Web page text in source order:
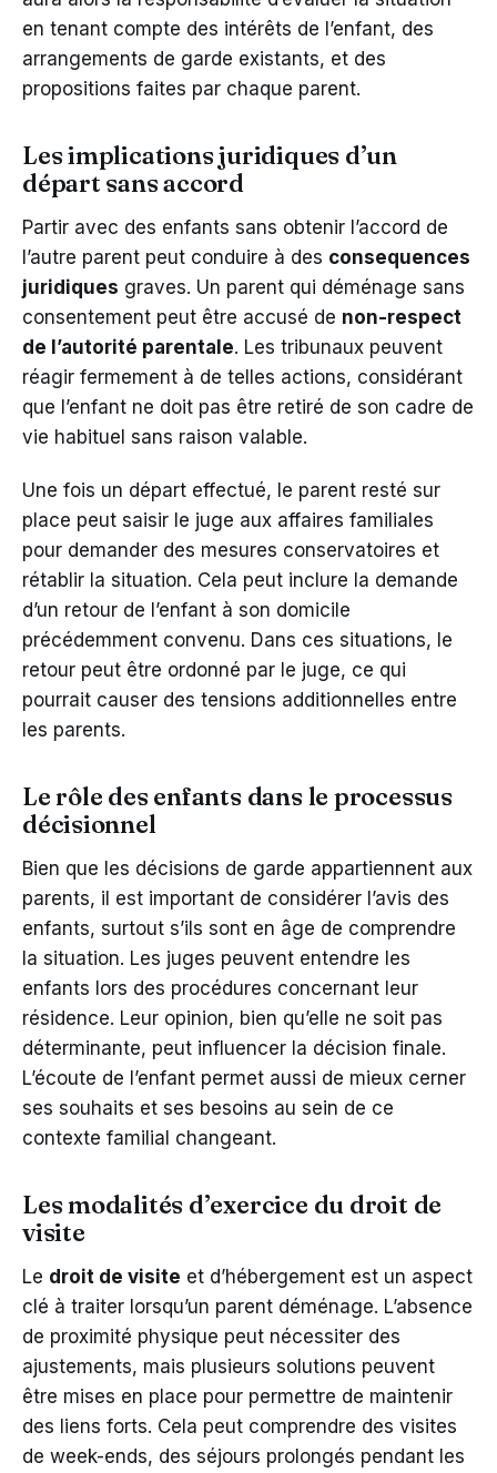
en tenant compte des intérêts de l’enfant, des
arrangements de garde existants, et des
propositions faites par chaque parent.
Les implications juridiques d’un
départ sans accord
Partir avec des enfants sans obtenir l’accord de
l’autre parent peut conduire à des consequences
juridiques graves. Un parent qui déménage sans
consentement peut être accusé de non-respect
de l’autorité parentale. Les tribunaux peuvent
réagir fermement à de telles actions, considérant
que l’enfant ne doit pas être retiré de son cadre de
vie habituel sans raison valable.
Une fois un départ effectué, le parent resté sur
place peut saisir le juge aux affaires familiales
pour demander des mesures conservatoires et
rétablir la situation. Cela peut inclure la demande
d’un retour de l’enfant à son domicile
précédemment convenu. Dans ces situations, le
retour peut être ordonné par le juge, ce qui
pourrait causer des tensions additionnelles entre
les parents.
Le rôle des enfants dans le processus
décisionnel
Bien que les décisions de garde appartiennent aux
parents, il est important de considérer l’avis des
enfants, surtout s’ils sont en âge de comprendre
la situation. Les juges peuvent entendre les
enfants lors des procédures concernant leur
résidence. Leur opinion, bien qu’elle ne soit pas
déterminante, peut influencer la décision finale.
L’écoute de l’enfant permet aussi de mieux cerner
ses souhaits et ses besoins au sein de ce
contexte familial changeant.
Les modalités d’exercice du droit de
visite
Le droit de visite et d’hébergement est un aspect
clé à traiter lorsqu’un parent déménage. L’absence
de proximité physique peut nécessiter des
ajustements, mais plusieurs solutions peuvent
être mises en place pour permettre de maintenir
des liens forts. Cela peut comprendre des visites
de week-ends, des séjours prolongés pendant les